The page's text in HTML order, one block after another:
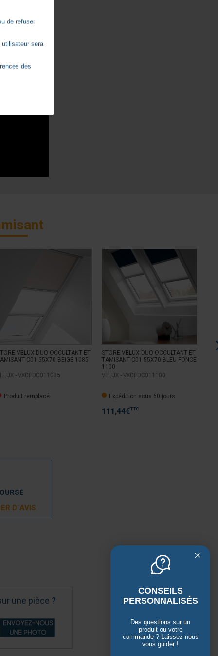
VELUX DUO OCCULTANT ET
C01 55X70 BEIGE 1085
- VXDFDC011085
Produit remplacé
STORE VELUX DUO OCCULTANT ET
TAMISANT C01 55X70 BLEU FONCE
1100
VELUX - VXDFDC011100
Expédition sous 60 jours
111,44€TTC
D´AVIS
une pièce ?
CONSEILS
PERSONNALISÉS
Des questions sur un
produit ou votre
commande ? Laissez-nous
vous guider !
de refuser
sera
des